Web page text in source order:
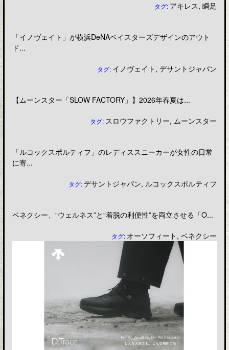
タグ: アキレス,瞬足
「イノヴェイト」が横浜DeNAベイスターズデザインのアウト
ド...
タグ: イノヴェイト ,デサントジャパン
【ムーンスター「SLOW FACTORY」】2026年春夏は...
タグ: スロウファクトリー, ムーンスター
「ルコックスポルティフ」のレディススニーカーが女性の日常
に寄...
タグ:デサントジャパン, ルコックスポルティフ
ベネクシー、“ウェルネス”と“着脱の利便性”を両立させる「O...
タグ: オーソフィート ,ベネクシー